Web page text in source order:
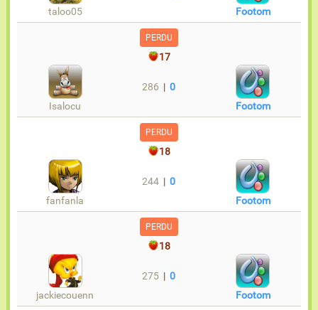
taloo05
Footom
PERDU
17
Isalocu
286 |0
Footom
PERDU
18
fanfanla
244 |0
Footom
PERDU
18
jackiecouenn
275 |0
Footom